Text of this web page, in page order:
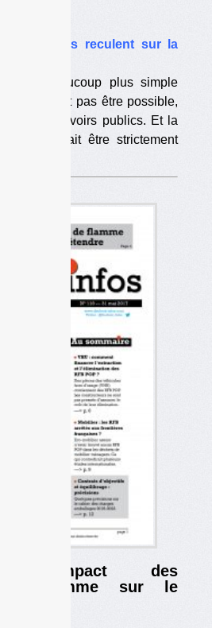
publics reculent sur la
beaucoup plus simple
ne devrait pas être possible,
des pouvoirs publics. Et la
de tri devrait être strictement
L’impact des
de flamme sur le